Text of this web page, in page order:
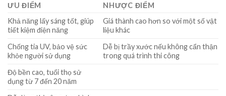
ƯU ĐIỂM
NHƯỢC ĐIỂM
Khả năng lấy sáng tốt, giúp
tiết kiệm điện năng
Giá thành cao hơn so với một số vật
liệu khác
Chống tia UV, bảo vệ sức
khỏe người sử dụng
Dễ bị trầy xước nếu không cẩn thận
trong quá trình thi công
Độ bền cao, tuổi thọ sử
dụng từ 7 đến 20 năm